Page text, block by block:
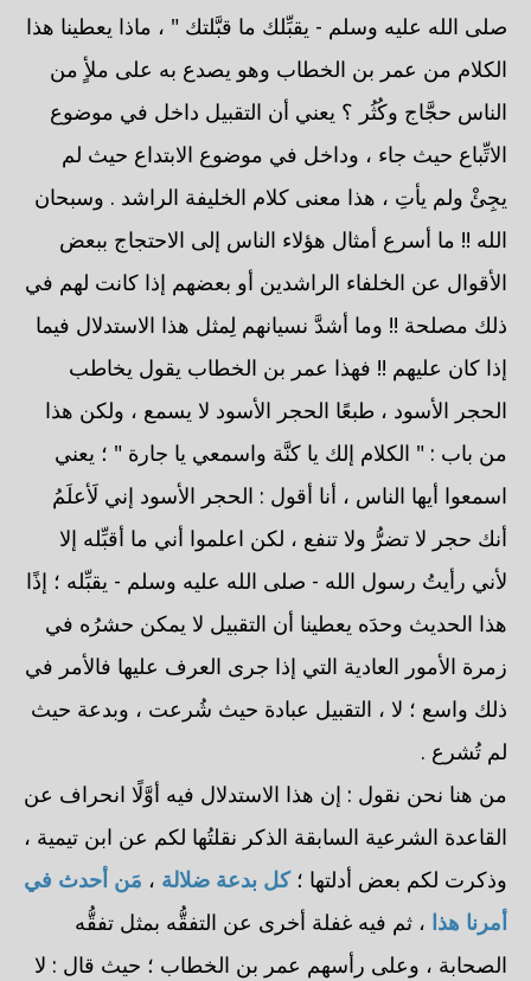
صلى الله عليه وسلم - يقبِّلك ما قبَّلتك " ، ماذا يعطينا هذا
الكلام من عمر بن الخطاب وهو يصدع به على ملأٍ من
الناس حجَّاج وكُثُر ؟ يعني أن التقبيل داخل في موضوع
الاتِّباع حيث جاء ، وداخل في موضوع الابتداع حيث لم
يجِئْ ولم يأتِ ، هذا معنى كلام الخليفة الراشد . وسبحان
الله !! ما أسرع أمثال هؤلاء الناس إلى الاحتجاج ببعض
الأقوال عن الخلفاء الراشدين أو بعضهم إذا كانت لهم في
ذلك مصلحة !! وما أشدَّ نسيانهم لِمثل هذا الاستدلال فيما
إذا كان عليهم !! فهذا عمر بن الخطاب يقول يخاطب
الحجر الأسود ، طبعًا الحجر الأسود لا يسمع ، ولكن هذا
من باب : " الكلام إلك يا كنَّة واسمعي يا جارة " ؛ يعني
اسمعوا أيها الناس ، أنا أقول : الحجر الأسود إني لَأعلَمُ
أنك حجر لا تضرُّ ولا تنفع ، لكن اعلموا أني ما أقبِّله إلا
لأني رأيتُ رسول الله - صلى الله عليه وسلم - يقبِّله ؛ إذًا
هذا الحديث وحدَه يعطينا أن التقبيل لا يمكن حشرُه في
زمرة الأمور العادية التي إذا جرى العرف عليها فالأمر في
ذلك واسع ؛ لا ، التقبيل عبادة حيث شُرعت ، وبدعة حيث
لم تُشرع .
من هنا نحن نقول : إن هذا الاستدلال فيه أوَّلًا انحراف عن
القاعدة الشرعية السابقة الذكر نقلتُها لكم عن ابن تيمية ،
وذكرت لكم بعض أدلتها ؛كل بدعة ضلالة ، مَن أحدث في
أمرنا هذا ، ثم فيه غفلة أخرى عن التفقُّه بمثل تفقُّه
الصحابة ، وعلى رأسهم عمر بن الخطاب ؛ حيث قال : لا